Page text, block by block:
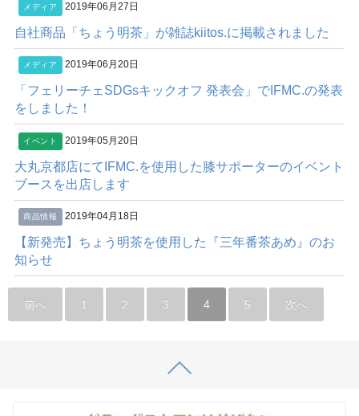
メディア 2019年06月27日
自社商品「ちょう明茶」が雑誌kiitos.に掲載されました
メディア 2019年06月20日
「フェリーチェSDGsキックオフ 発表会」でIFMC.の発表
をしました！
イベント 2019年05月20日
大丸京都店にてIFMC.を使用した膝サポーターのイベント
ブースを出店します
商品情報 2019年04月18日
【新発売】ちょう明茶を使用した『三年番茶あめ』のお
知らせ
前へ 1 2 3 4 5 次へ